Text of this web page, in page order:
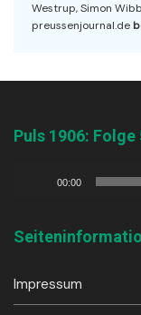
Westrup, Simon
preussenjournal.de
Puls 1906: Folge
00:00
Impressum